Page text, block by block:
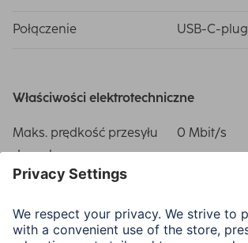
Połączenie USB-C-plug
Właściwości elektrotechniczne
Maks. prędkość przesyłu
danych
0 Mbit/s
Właściwości fizyczne